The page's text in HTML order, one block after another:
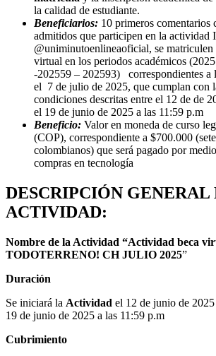
la calidad de estudiante.
Beneficiarios: 10 primeros comentarios
admitidos que participen en la actividad
@uniminutoenlineaoficial, se matriculen
virtual en los periodos académicos
-202559 – 202593) correspondientes a
el 7 de julio de 2025, que cumplan con
condiciones descritas entre el 12 de de
el 19 de junio de 2025 a las 11:59 p.m
Beneficio: Valor en moneda de curso
(COP), correspondiente a $700.000
colombianos) que será pagado por
compras en tecnología
DESCRIPCIÓN GENERAL
ACTIVIDAD:
Nombre de la Actividad “Actividad beca
TODOTERRENO! CH JULIO 2025”
Duración
Se iniciará la Actividad el 12 de junio de
19 de junio de 2025 a las 11:59 p.m
Cubrimiento